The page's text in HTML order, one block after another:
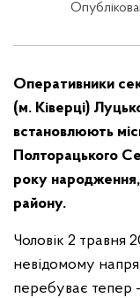
Оперативники
(м. Ківерці)
встановлюють
Полторацького
року
району.
Чоловік 2 травня
невідомому
перебуває тепер